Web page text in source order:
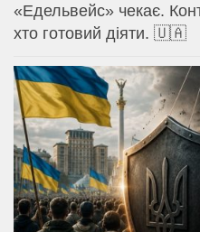
«Едельвейс» чекає.
хто готовий діяти. 🇺🇦